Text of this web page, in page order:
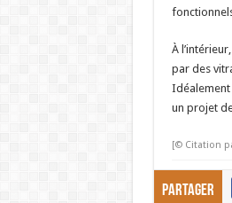
À
par des
Idéalement
un projet
[© Citation
Partager